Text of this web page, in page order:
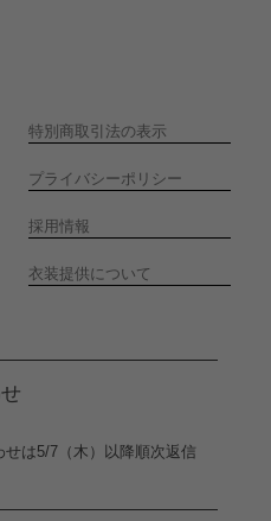
特別商取引法の表示
プライバシーポリシー
採用情報
衣装提供について
は5/7（木）以降順次返信